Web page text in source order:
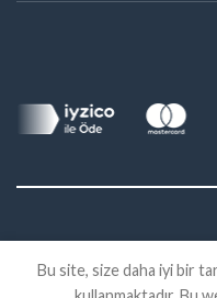
2026
Bu site, size daha iyi bir